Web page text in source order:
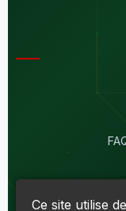
Ce site utilise